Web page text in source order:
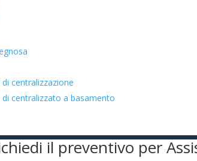
centralizzazione
centralizzato a basamento
il preventivo per